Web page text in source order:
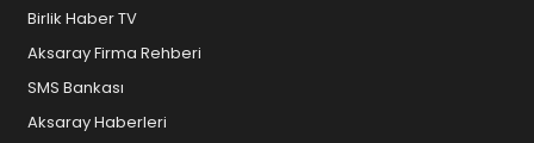
Birlik Haber TV
Aksaray Firma Rehberi
SMS Bankası
Aksaray Haberleri